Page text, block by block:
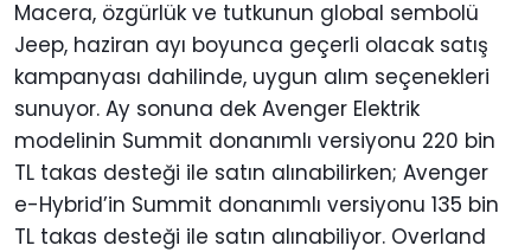
Macera, özgürlük ve tutkunun global sembolü
Jeep, haziran ayı boyunca geçerli olacak satış
kampanyası dahilinde, uygun alım seçenekleri
sunuyor. Ay sonuna dek Avenger Elektrik
modelinin Summit donanımlı versiyonu 220 bin
TL takas desteği ile satın alınabilirken; Avenger
e-Hybrid’in Summit donanımlı versiyonu 135 bin
TL takas desteği ile satın alınabiliyor. Overland